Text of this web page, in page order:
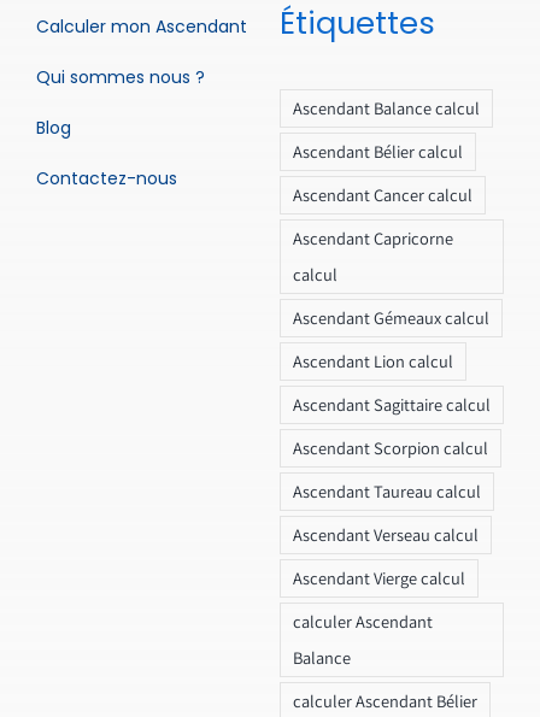
Calculer mon Ascendant
Qui sommes nous ?
Blog
Contactez-nous
Étiquettes
Ascendant Balance calcul
Ascendant Bélier calcul
Ascendant Cancer calcul
Ascendant Capricorne
calcul
Ascendant Gémeaux calcul
Ascendant Lion calcul
Ascendant Sagittaire calcul
Ascendant Scorpion calcul
Ascendant Taureau calcul
Ascendant Verseau calcul
Ascendant Vierge calcul
calculer Ascendant
Balance
calculer Ascendant Bélier